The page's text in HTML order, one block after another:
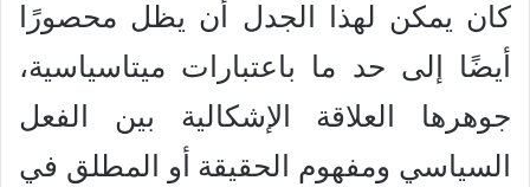
كان يمكن لهذا الجدل أن يظل محصورًا
أيضًا إلى حد ما باعتبارات ميتاسياسية،
جوهرها العلاقة الإشكالية بين الفعل
السياسي ومفهوم الحقيقة أو المطلق في